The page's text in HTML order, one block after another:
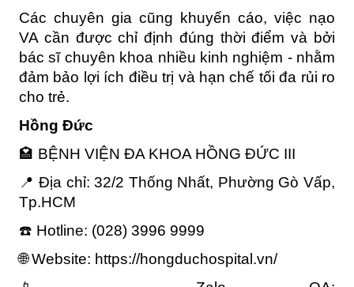
Các chuyên gia cũng khuyến cáo, việc nạo
VA cần được chỉ định đúng thời điểm và bởi
bác sĩ chuyên khoa nhiều kinh nghiệm - nhằm
đảm bảo lợi ích điều trị và hạn chế tối đa rủi ro
cho trẻ.
Hồng Đức
🏩 BỆNH VIỆN ĐA KHOA HỒNG ĐỨC III
📍 Địa chỉ: 32/2 Thống Nhất, Phường Gò Vấp,
Tp.HCM
☎️ Hotline: (028) 3996 9999
🌐 Website: https://hongduchospital.vn/